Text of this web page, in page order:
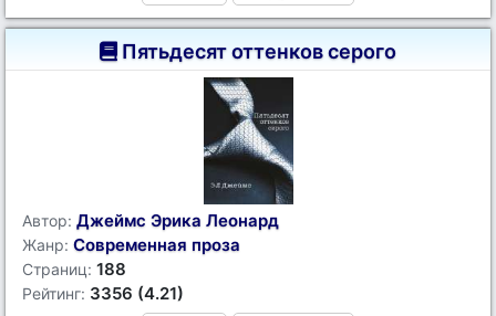
Пятьдесят оттенков серого
Автор: Джеймс Эрика Леонард
Жанр: Современная проза
Страниц: 188
Рейтинг: 3356 (4.21)